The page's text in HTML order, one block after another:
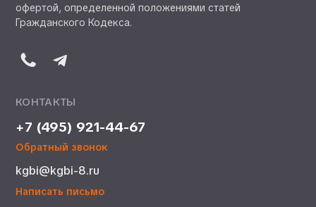
офертой, определенной положениями статей
Гражданского Кодекса.
КОНТАКТЫ
+7 (495) 921-44-67
Обратный звонок
kgbi@kgbi-8.ru
Написать письмо